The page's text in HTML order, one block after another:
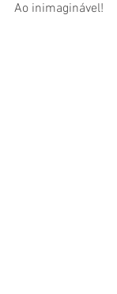
Ao inimaginável!